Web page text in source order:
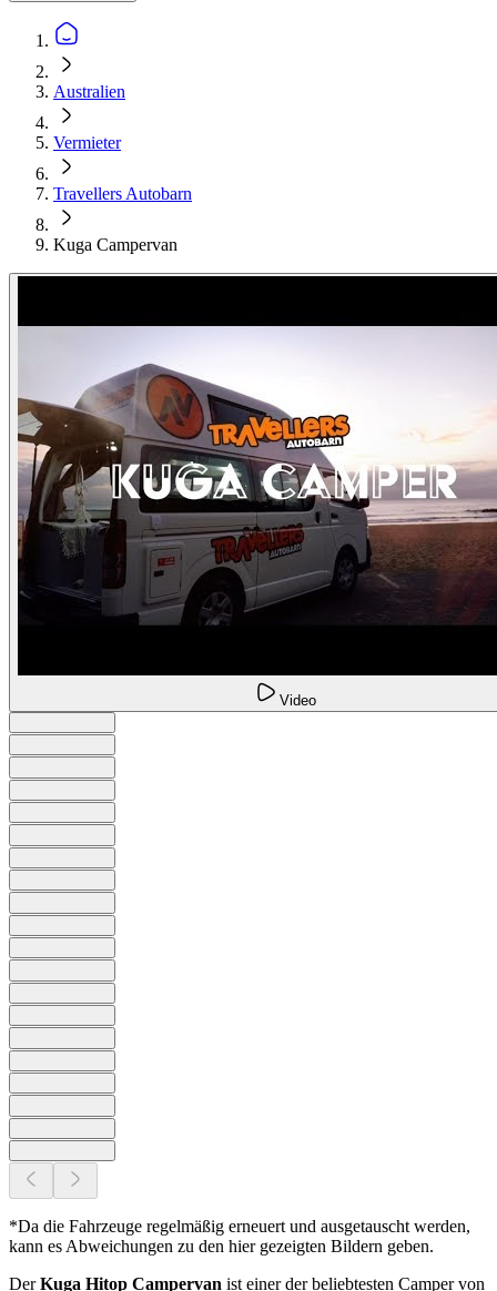
Australien
Vermieter
Travellers Autobarn
Kuga Campervan
Video
*Da die Fahrzeuge regelmäßig erneuert und ausgetauscht werden,
kann es Abweichungen zu den hier gezeigten Bildern geben.
DerKuga Hitop Campervan ist einer der beliebtesten Camper von